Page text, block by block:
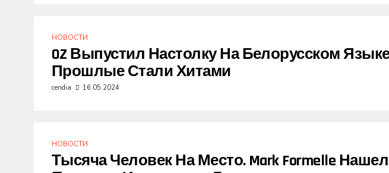
НОВОСТИ
OZ Выпустил Настолку На Белорусском
Прошлые Стали Хитами
cendia 16.05.2024
НОВОСТИ
Тысяча Человек На Место. Mark Formelle